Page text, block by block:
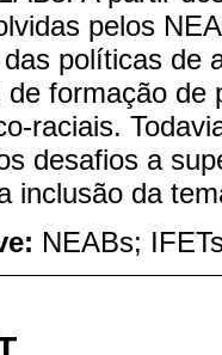
pelos
políticas de
de formação
raciais.
desafios a
inclusão da
NEABs;